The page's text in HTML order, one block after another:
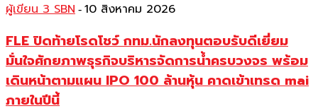
ผู้เขียน 3 SBN - 10 สิงหาคม 2026
FLE ปิดท้ายโรดโชว์ กทม.นักลงทุนตอบรับดีเยี่ยม
มั่นใจศักยภาพธุรกิจบริหารจัดการน้ำครบวงจร พร้อม
เดินหน้าตามแผน IPO 100 ล้านหุ้น คาดเข้าเทรด mai
ภายในปีนี้